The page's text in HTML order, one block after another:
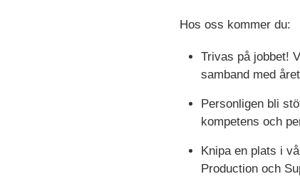
Hos oss kommer du:
Trivas på jobbet!
samband med
Personligen bli
kompetens och
Knipa en plats i
Production och